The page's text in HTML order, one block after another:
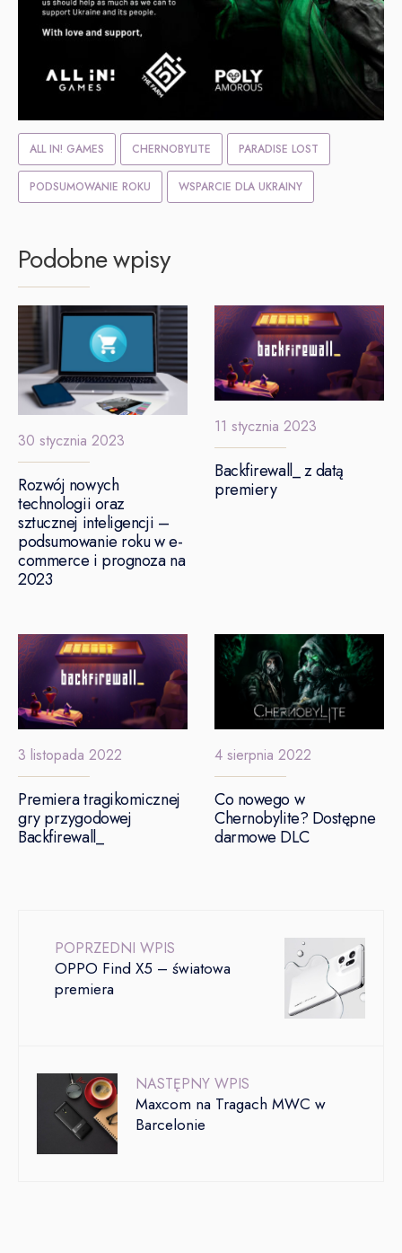
ALL IN! GAMES CHERNOBYLITE PARADISE LOST
PODSUMOWANIE ROKU WSPARCIE DLA UKRAINY
Podobne wpisy
30 stycznia 2023
Rozwój nowych
technologii oraz
sztucznej inteligencji –
podsumowanie roku w e-
commerce i prognoza na
2023
11 stycznia 2023
Backfirewall_ z datą
premiery
3 listopada 2022
Premiera tragikomicznej
gry przygodowej
Backfirewall_
4 sierpnia 2022
Co nowego w
Chernobylite? Dostępne
darmowe DLC
POPRZEDNI WPIS
OPPO Find X5 – światowa
premiera
NASTĘPNY WPIS
Maxcom na Tragach MWC w
Barcelonie